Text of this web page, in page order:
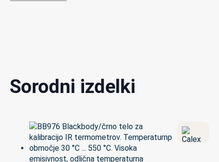
Sorodni izdelki